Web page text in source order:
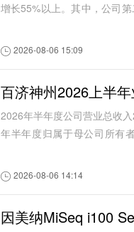
增长55%以上。其中，公司
2026-08-06 15:09
百济神州2026上半
2026年半年度公司营业总收
年半年度归属于母公司所有
2026-08-06 14:14
因美纳MiSeq i100